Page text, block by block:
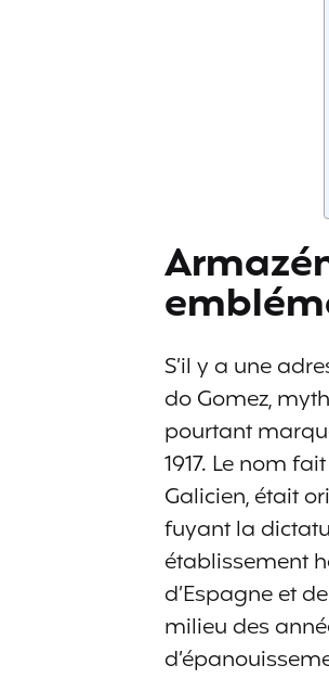
S’il y a une
do Gomez,
pourtant
1917. Le nom
Galicien, était
fuyant la
établissement
d’Espagne et
milieu des